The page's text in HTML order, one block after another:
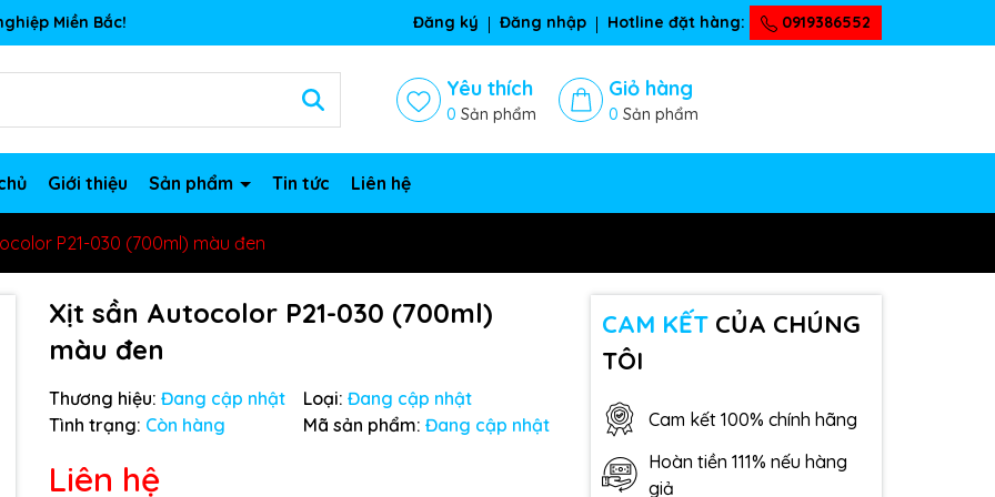
Miền Bắc! Đăng ký Đăng nhập Hotline đặt hàng: 0919386552
Yêu thích
0 Sản phẩm
Giỏ hàng
0 Sản phẩm
Giới thiệu Sản phẩm Tin tức Liên hệ
P21-030 (700ml) màu đen
Xịt sần Autocolor P21-030 (700ml)
màu đen
Thương hiệu: Đang cập nhật Loại: Đang cập nhật
Tình trạng: Còn hàng Mã sản phẩm: Đang cập nhật
Liên hệ
CAM KẾTCỦA CHÚNG
TÔI
Cam kết 100% chính hãng
Hoàn tiền 111% nếu hàng
giả